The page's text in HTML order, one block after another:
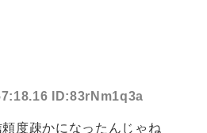
ID:83rNm1q3a
度疎かになったんじゃね